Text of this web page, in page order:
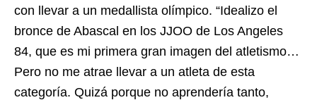
con llevar a un medallista olímpico. “Idealizo el
bronce de Abascal en los JJOO de Los Angeles
84, que es mi primera gran imagen del atletismo…
Pero no me atrae llevar a un atleta de esta
categoría. Quizá porque no aprendería tanto,